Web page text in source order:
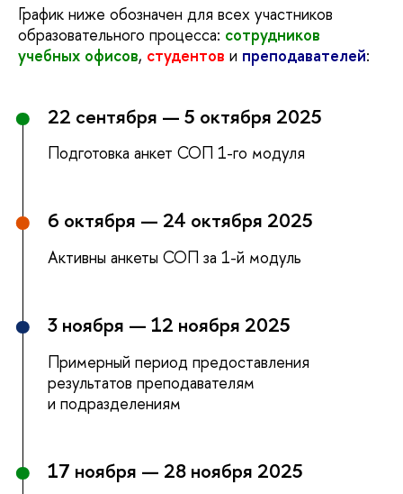
График ниже обозначен для всех участников
образовательного процесса: сотрудников
учебных офисов, студентов и преподавателей:
22 сентября — 5 октября 2025
Подготовка анкет СОП 1-го модуля
6 октября — 24 октября 2025
Активны анкеты СОП за 1-й модуль
3 ноября — 12 ноября 2025
Примерный период предоставления
результатов преподавателям
и подразделениям
17 ноября — 28 ноября 2025